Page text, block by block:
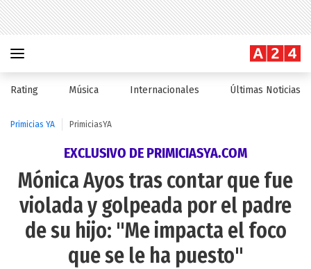
Rating Música Internacionales Últimas Noticias
Primicias YA PrimiciasYA
EXCLUSIVO DE PRIMICIASYA.COM
Mónica Ayos tras contar que fue
violada y golpeada por el padre
de su hijo: "Me impacta el foco
que se le ha puesto"